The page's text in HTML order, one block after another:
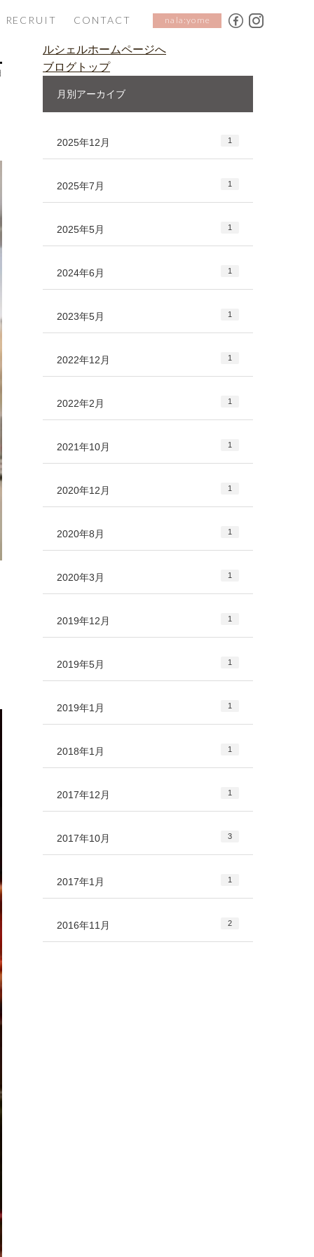
RECRUIT CONTACT nala:yome
ルシェルホームページへ
ブログトップ
月別アーカイブ
2025年12月 1
2025年7月 1
2025年5月 1
2024年6月 1
2023年5月 1
2022年12月 1
2022年2月 1
2021年10月 1
2020年12月 1
2020年8月 1
2020年3月 1
2019年12月 1
2019年5月 1
2019年1月 1
2018年1月 1
2017年12月 1
2017年10月 3
2017年1月 1
2016年11月 2